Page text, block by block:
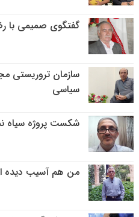
گفتگوی صمیمی با
سازمان تروریستی
سیاسی
شکست پروژه سیاه
من هم آسیب دیده